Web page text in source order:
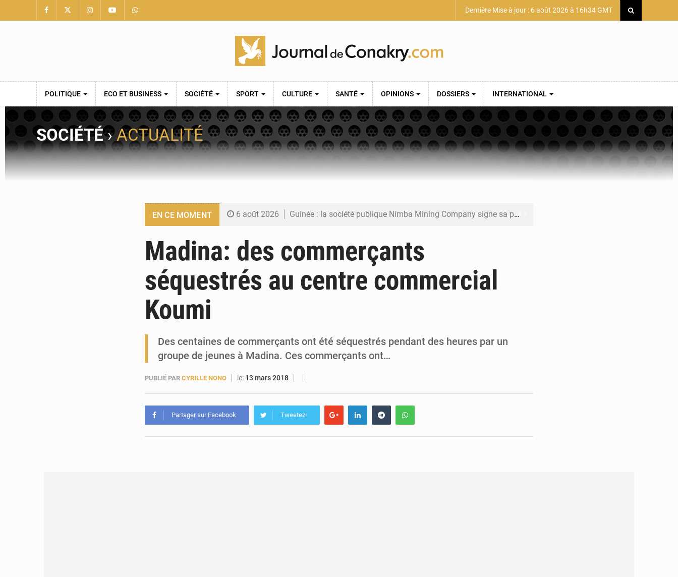
Dernière Mise à jour : 6 août 2026 à 16h34 GMT
POLITIQUE ECO ET BUSINESS SOCIÉTÉ SPORT CULTURE SANTÉ OPINIONS DOSSIERS INTERNATIONAL
SOCIÉTÉ›ACTUALITÉ
EN CE MOMENT 6 août 2026 Guinée : la société publique Nimba Mining Company signe sa première convention minière
5 août 2026 Guinée : 23 personnes interpellées après les affrontements entre Bankoumana et Djoma Balandou à Mandiana
5 août 2026 Guinée : Amara Camara prend la coordination de l’action de l’État en l’absence du président Mamadi Doumbouya
Madina: des commerçants
séquestrés au centre commercial
Koumi
Des centaines de commerçants ont été séquestrés pendant des heures par un
groupe de jeunes à Madina. Ces commerçants ont…
PUBLIÉ PAR CYRILLE NONO le: 13 mars 2018
Partager sur Facebook Tweetez!